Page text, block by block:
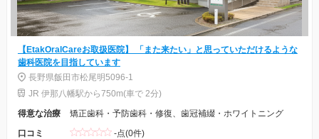
【EtakOralCareお取扱医院】 「また来たい」と思っていただけるような
歯科医院を目指しています
長野県飯田市松尾明5096-1
JR 伊那八幡駅から750m(車で 2分)
得意な治療
矯正歯科・予防歯科・修復、歯冠補綴・ホワイトニング
口コミ
-点(0件)